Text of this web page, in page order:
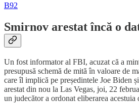
B92
Smirnov arestat încă o
Un fost informator al FBI, acuzat că a
presupusă schemă de mită în valoare de
care îl implică pe președintele Joe Biden
arestat din nou la Las Vegas, joi, 22
un judecător a ordonat eliberarea acestuia